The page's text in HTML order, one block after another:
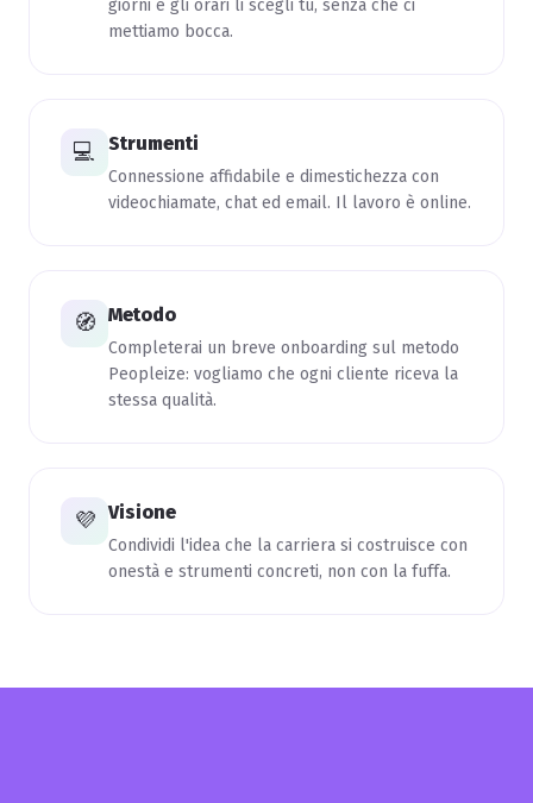
giorni e gli orari li scegli tu, senza che ci
mettiamo bocca.
💻 Strumenti
Connessione affidabile e dimestichezza con
videochiamate, chat ed email. Il lavoro è online.
🧭 Metodo
Completerai un breve onboarding sul metodo
Peopleize: vogliamo che ogni cliente riceva la
stessa qualità.
💜 Visione
Condividi l'idea che la carriera si costruisce con
onestà e strumenti concreti, non con la fuffa.